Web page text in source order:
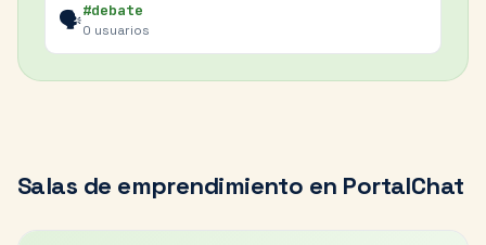
🗣️#debate
0 usuarios
Salas de emprendimiento en PortalChat